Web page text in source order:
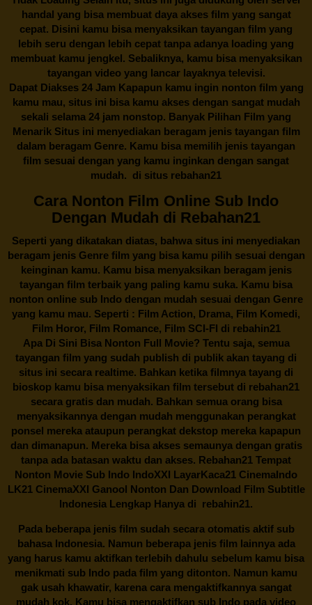
handal yang bisa membuat daya akses film yang sangat
cepat. Disini kamu bisa menyaksikan tayangan film yang
lebih seru dengan lebih cepat tanpa adanya loading yang
membuat kamu jengkel. Sebaliknya, kamu bisa menyaksikan
tayangan video yang lancar layaknya televisi.
Dapat Diakses 24 Jam Kapapun kamu ingin nonton film yang
kamu mau, situs ini bisa kamu akses dengan sangat mudah
sekali selama 24 jam nonstop. Banyak Pilihan Film yang
Menarik Situs ini menyediakan beragam jenis tayangan film
dalam beragam Genre. Kamu bisa memilih jenis tayangan
film sesuai dengan yang kamu inginkan dengan sangat
mudah. di situs rebahan21
Cara Nonton Film Online Sub Indo
Dengan Mudah di Rebahan21
Seperti yang dikatakan diatas, bahwa situs ini menyediakan
beragam jenis Genre film yang bisa kamu pilih sesuai dengan
keinginan kamu. Kamu bisa menyaksikan beragam jenis
tayangan film terbaik yang paling kamu suka. Kamu bisa
nonton online sub Indo dengan mudah sesuai dengan Genre
yang kamu mau. Seperti : Film Action, Drama, Film Komedi,
Film Horor, Film Romance, Film SCI-FI di rebahin21
Apa Di Sini Bisa Nonton Full Movie? Tentu saja, semua
tayangan film yang sudah publish di publik akan tayang di
situs ini secara realtime. Bahkan ketika filmnya tayang di
bioskop kamu bisa menyaksikan film tersebut di rebahan21
secara gratis dan mudah. Bahkan semua orang bisa
menyaksikannya dengan mudah menggunakan perangkat
ponsel mereka ataupun perangkat dekstop mereka kapapun
dan dimanapun. Mereka bisa akses semaunya dengan gratis
tanpa ada batasan waktu dan akses. Rebahan21 Tempat
Nonton Movie Sub Indo IndoXXI LayarKaca21 CinemaIndo
LK21 CinemaXXI Ganool Nonton Dan Download Film Subtitle
Indonesia Lengkap Hanya di rebahin21.
Pada beberapa jenis film sudah secara otomatis aktif sub
bahasa Indonesia. Namun beberapa jenis film lainnya ada
yang harus kamu aktifkan terlebih dahulu sebelum kamu bisa
menikmati sub Indo pada film yang ditonton. Namun kamu
gak usah khawatir, karena cara mengaktifkannya sangat
mudah kok. Kamu bisa mengaktifkan sub Indo pada video